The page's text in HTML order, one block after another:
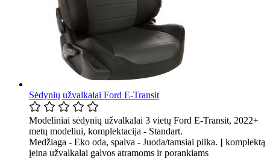
Sėdynių užvalkalai Ford E-Transit
Modeliniai sėdynių užvalkalai 3 vietų Ford E-Transit, 2022+
metų modeliui, komplektacija - Standart.
Medžiaga - Eko oda, spalva - Juoda/tamsiai pilka. Į komplektą
įeina užvalkalai galvos atramoms ir porankiams